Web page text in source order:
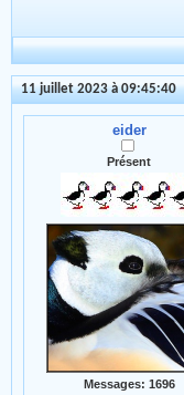
11 juillet 2023 à 09:45:40
eider
Présent
Messages: 1696